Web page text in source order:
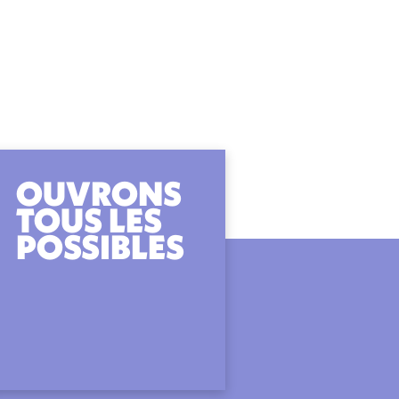
OUVRONS
TOUS LES
POSSIBLES